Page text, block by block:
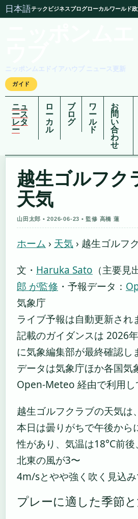
日本語テック ビジネスブログローカルワールド
ニッポンムエドイアハウブ ニュース更新
ガイド
ニュ
ース
レタ
ー
ロ
ー
カ
ル
ブ
ロ
グ
ワ
ー
ル
ド
お
問
い
合
わ
せ
越生ゴルフク
天気
山田太郎 • 2026-06-23 • 監修 高橋 蓮
ホーム › 天気 › 越生ゴルフ
文・ Haruka Sato （主要見
郎 が監修 ・ 予報データ：
気象庁
ライブ予報は自動更新され
記載のガイダンスは 2026
に気象編集部が最終確認し
データは気象庁ほか各国気
Open-Meteo 経由で利用し
越生ゴルフクラブの天気は、
本日は曇りがちで午後から
性があり、気温は18°C前後、
北東の風が3〜
4m/sとやや強く吹く見込み
プレーに適した季節